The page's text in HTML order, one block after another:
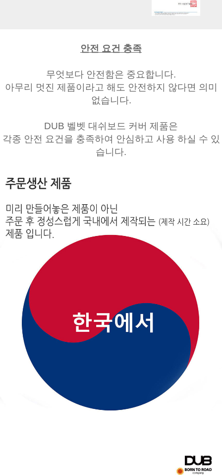
안전 요건 충족
무엇보다 안전함은 중요합니다.
아무리 멋진 제품이라고 해도 안전하지 않다면 의미
없습니다.
DUB 벨벳 대쉬보드 커버 제품은
각종 안전 요건을 충족하여 안심하고 사용 하실 수 있
습니다.